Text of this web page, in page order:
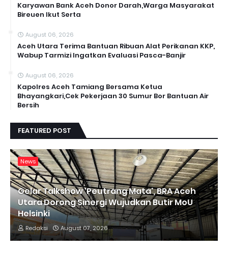
Karyawan Bank Aceh Donor Darah,Warga Masyarakat
Bireuen Ikut Serta
August 06, 2026
Aceh Utara Terima Bantuan Ribuan Alat Perikanan KKP,
Wabup Tarmizi Ingatkan Evaluasi Pasca-Banjir
August 06, 2026
Kapolres Aceh Tamiang Bersama Ketua
Bhayangkari,Cek Pekerjaan 30 Sumur Bor Bantuan Air
Bersih
FEATURED POST
News
Gelar Talkshow 'Peutrang Mata', BRA Aceh
Utara Dorong Sinergi Wujudkan Butir MoU
Helsinki
Redaksi August 07, 2026